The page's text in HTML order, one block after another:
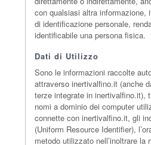
con qualsiasi altra informazione,
di identificazione personale,
identificabile una persona fisica.
Dati di Utilizzo
Sono le informazioni raccolte
attraverso inertivalfino.it (anche
terze integrate in inertivalfino.it),
nomi a dominio dei computer
connette con inertivalfino.it, gli
(Uniform Resource Identifier),
metodo utilizzato nell’inoltrare la